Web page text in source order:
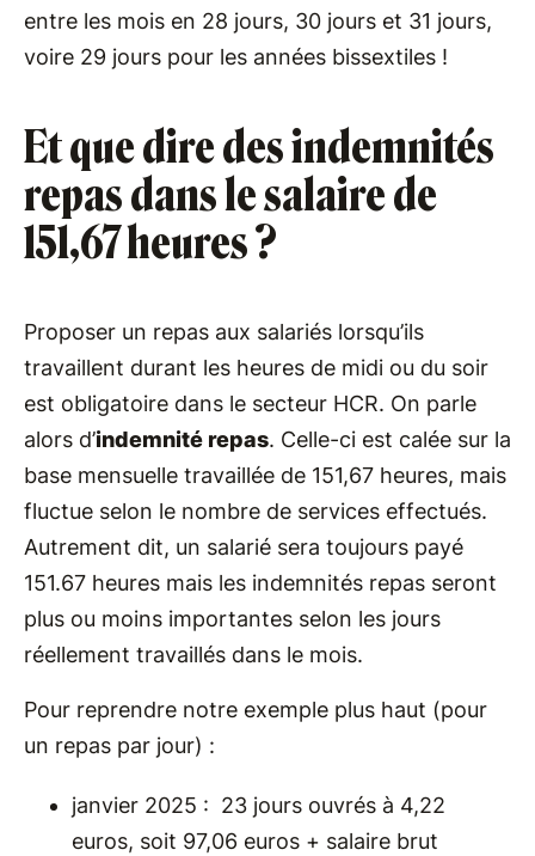
entre les mois en 28 jours, 30 jours et 31 jours,
voire 29 jours pour les années bissextiles !
Et que dire des indemnités
repas dans le salaire de
151,67 heures ?
Proposer un repas aux salariés lorsqu’ils
travaillent durant les heures de midi ou du soir
est obligatoire dans le secteur HCR. On parle
alors d’indemnité repas. Celle-ci est calée sur la
base mensuelle travaillée de 151,67 heures, mais
fluctue selon le nombre de services effectués.
Autrement dit, un salarié sera toujours payé
151.67 heures mais les indemnités repas seront
plus ou moins importantes selon les jours
réellement travaillés dans le mois.
Pour reprendre notre exemple plus haut (pour
un repas par jour) :
janvier 2025 : 23 jours ouvrés à 4,22
euros, soit 97,06 euros + salaire brut